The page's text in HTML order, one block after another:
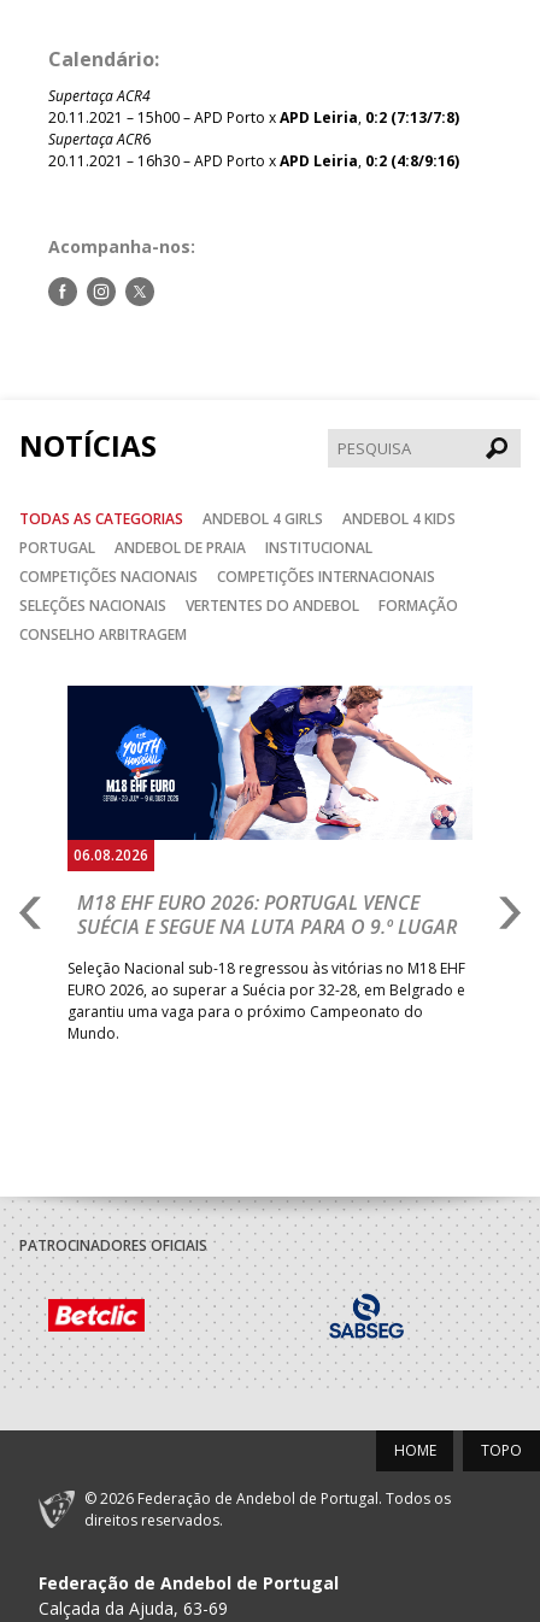
Calendário:
Supertaça ACR4
20.11.2021 – 15h00 – APD Porto xAPD Leiria, 0:2 (7:13/7:8)
Supertaça ACR6
20.11.2021 – 16h30 – APD Porto xAPD Leiria, 0:2 (4:8/9:16)
Acompanha-nos:
Siga-Siga-Siga-
NOTÍCIAS
TODAS AS CATEGORIAS ANDEBOL 4 GIRLS
ANDEBOL 4 KIDS
PORTUGAL
ANDEBOL DE PRAIA
INSTITUCIONAL
COMPETIÇÕES NACIONAIS
COMPETIÇÕES INTERNACIONAIS
SELEÇÕES NACIONAIS
VERTENTES DO ANDEBOL
FORMAÇÃO
CONSELHO ARBITRAGEM
06.08.2026
M18 EHF EURO 2026: PORTUGAL VENCE
SUÉCIA E SEGUE NA LUTA PARA O 9.º LUGAR
Seleção Nacional sub-18 regressou às vitórias no M18 EHF
EURO 2026, ao superar a Suécia por 32-28, em Belgrado e
garantiu uma vaga para o próximo Campeonato do
Mundo.
PATROCINADORES OFICIAIS
TOPO
HOME
© 2026 Federação de Andebol de Portugal. Todos os
direitos reservados.
Federação de Andebol de Portugal
Calçada da Ajuda, 63-69